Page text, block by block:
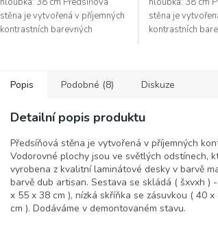
stěna je vytvořená v příjemných
kontrastních barevných
stěna je
kontrastních
Popis Podobné (8) Diskuze
Detailní popis produktu
Předsíňová stěna je vytvořená v příjemných
Vodorovné plochy jsou ve světlých odstínech,
vyrobena z kvalitní laminátové desky v barvě
barvě dub artisan. Sestava se skládá ( šxvxh )
x 55 x 38 cm ), nízká skříňka se zásuvkou ( 40
cm ). Dodáváme v demontovaném stavu.